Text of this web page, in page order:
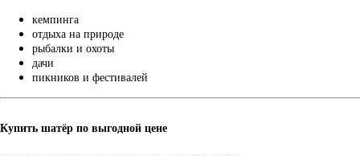
кемпинга
отдыха на природе
рыбалки и охоты
дачи
пикников и фестивалей
Купить шатёр по выгодной цене